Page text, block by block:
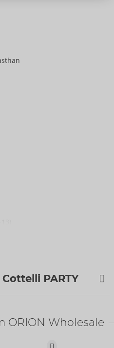
Cottelli PARTY
ORION Wholesale